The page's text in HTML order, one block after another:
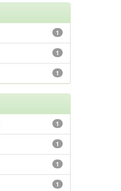
1
1
1
1
1
1
1